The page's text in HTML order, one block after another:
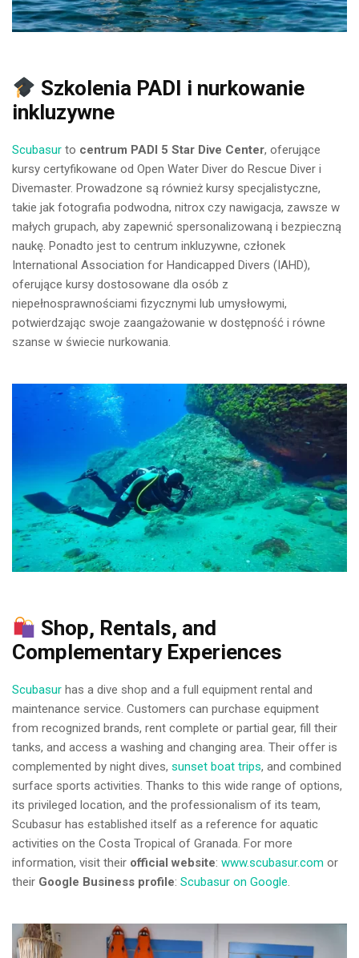
Szkolenia PADI i nurkowanie
inkluzywne
Scubasur to centrum PADI 5 Star Dive Center, oferujące
kursy certyfikowane od Open Water Diver do Rescue Diver i
Divemaster. Prowadzone są również kursy specjalistyczne,
takie jak fotografia podwodna, nitrox czy nawigacja, zawsze w
małych grupach, aby zapewnić spersonalizowaną i bezpieczną
naukę. Ponadto jest to centrum inkluzywne, członek
International Association for Handicapped Divers (IAHD),
oferujące kursy dostosowane dla osób z
niepełnosprawnościami fizycznymi lub umysłowymi,
potwierdzając swoje zaangażowanie w dostępność i równe
szanse w świecie nurkowania.
Shop, Rentals, and
Complementary Experiences
Scubasur has a dive shop and a full equipment rental and
maintenance service. Customers can purchase equipment
from recognized brands, rent complete or partial gear, fill their
tanks, and access a washing and changing area. Their offer is
complemented by night dives, sunset boat trips, and combined
surface sports activities. Thanks to this wide range of options,
its privileged location, and the professionalism of its team,
Scubasur has established itself as a reference for aquatic
activities on the Costa Tropical of Granada. For more
information, visit their official website: www.scubasur.com or
their Google Business profile: Scubasur on Google.